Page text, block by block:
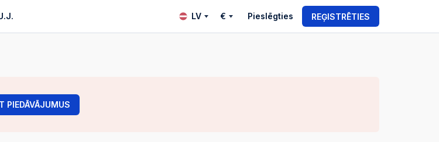
LV € Pieslēgties REĢISTRĒTIES
PIEDĀVĀJUMUS